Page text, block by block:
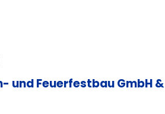
und Feuerfestbau GmbH &